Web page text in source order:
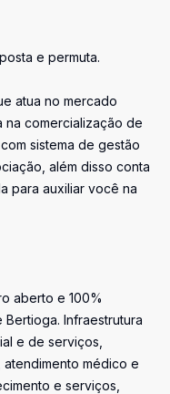
e permuta.
atua no mercado
na comercialização de
sistema de gestão
além disso conta
para auxiliar você na
aberto e 100%
Infraestrutura
e de serviços,
médico e
e serviços,